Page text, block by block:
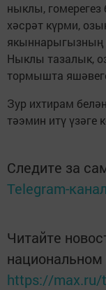
ныклы,
хәсрәт күрми,
якыннарыгызның
Ныклы тазалык,
тормышта
Зур ихтирам
тәэмин итү үзәге
Следите за
Telegram-
Читайте
https://max.ru/